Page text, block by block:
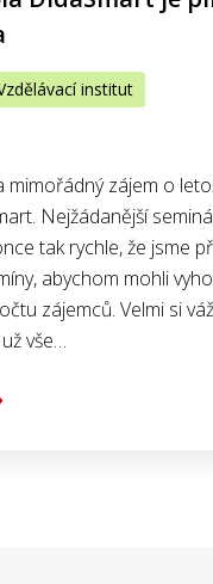
institut
mimořádný zájem o
Nejžádanější
tak rychle, že jsme
abychom mohli
zájemců. Velmi si
vše…